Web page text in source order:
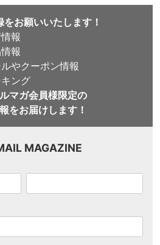
をお願いいたします！
報
報
やクーポン情報
ング
マガ会員様限定の
をお届けします！
MAGAZINE